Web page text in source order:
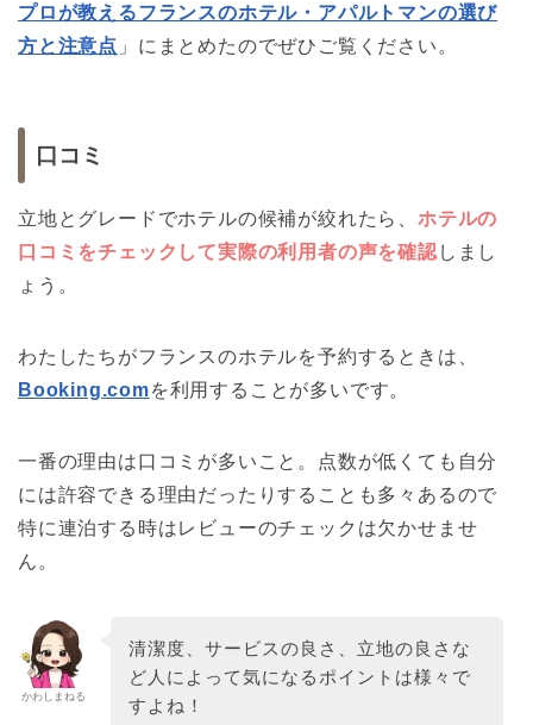
プロが教えるフランスのホテル・アパルトマンの選び
方と注意点 」にまとめたのでぜひご覧ください。
口コミ
立地とグレードでホテルの候補が絞れたら、 ホテルの
口コミをチェックして実際の利用者の声を確認 しまし
ょう。
わたしたちがフランスのホテルを予約するときは、
Booking.comを利用することが多いです。
一番の理由は口コミが多いこと。点数が低くても自分
には許容できる理由だったりすることも多々あるので
特に連泊する時はレビューのチェックは欠かせませ
ん。
かわしまねる
清潔度、サービスの良さ、立地の良さな
ど人によって気になるポイントは様々で
すよね！